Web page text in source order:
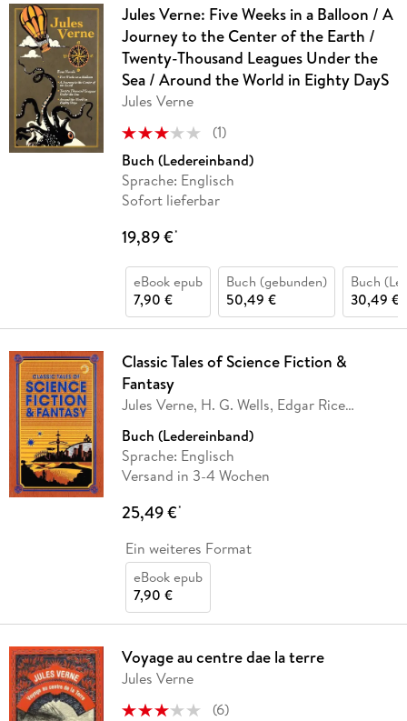
Jules Verne: Five Weeks in a Balloon / A
Journey to the Center of the Earth /
Twenty-Thousand Leagues Under the
Sea / Around the World in Eighty DayS
Jules Verne
(1)
Buch (Ledereinband)
Sprache: Englisch
Sofort lieferbar
19,89 €*
eBook epub
7,90 €
Buch (gebunden)
50,49 €
Buch
30,49 €
Classic Tales of Science Fiction &
Fantasy
Jules Verne, H. G. Wells, Edgar Rice
Buch (Ledereinband)
Sprache: Englisch
Versand in 3-4 Wochen
25,49 €*
Ein weiteres Format
eBook epub
7,90 €
Voyage au centre dae la terre
Jules Verne
(6)